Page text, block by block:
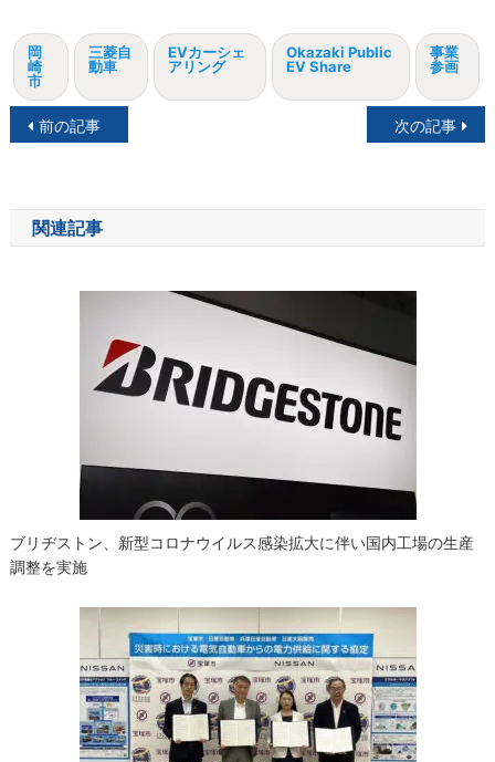
岡
崎
市
三菱自
動車
EVカーシェ
アリング
Okazaki Public
EV Share
事業
参画
投
ナ
ビ
前の記事 次の記事
関連記事
ブリヂストン、新型コロナウイルス感染拡大に伴い国内工場の生産
調整を実施